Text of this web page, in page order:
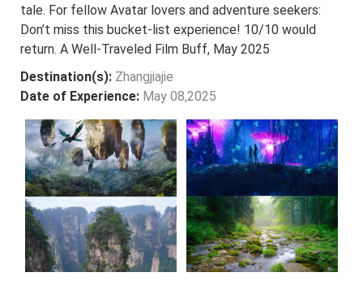
tale. For fellow Avatar lovers and adventure seekers:
Don’t miss this bucket-list experience! 10/10 would
return. A Well-Traveled Film Buff, May 2025
Destination(s): Zhangjiajie
Date of Experience: May 08,2025